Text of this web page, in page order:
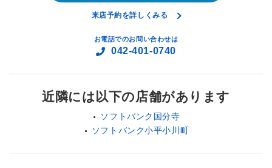
来店予約を詳しくみる
お電話でのお問い合わせは
042-401-0740
近隣には以下の店舗があります
ソフトバンク国分寺
ソフトバンク小平小川町